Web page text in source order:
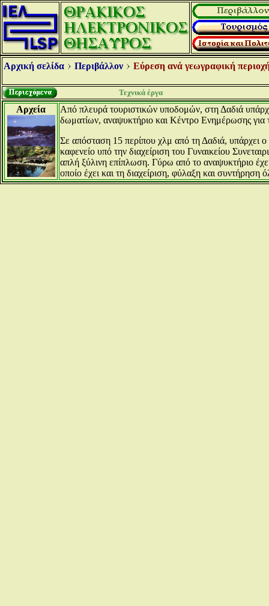
Αρχική σελίδα Περιβάλλον Εύρεση ανά γεωγραφική
Τεχνικά έργα
Αρχεία
Από πλευρά τουριστικών υποδομών, στη Δαδιά
δωματίων, αναψυκτήριο και Κέντρο Ενημέρωσης για
Σε απόσταση 15 περίπου χλμ από τη Δαδιά, υπάρχει
καφενείο υπό την διαχείριση του Γυναικείου
απλή ξύλινη επίπλωση. Γύρω από το αναψυκτήριο
οποίο έχει και τη διαχείριση, φύλαξη και